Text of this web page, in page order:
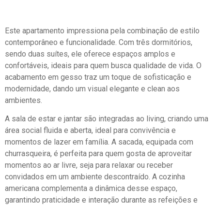
Este apartamento impressiona pela combinação de estilo
contemporâneo e funcionalidade. Com três dormitórios,
sendo duas suítes, ele oferece espaços amplos e
confortáveis, ideais para quem busca qualidade de vida. O
acabamento em gesso traz um toque de sofisticação e
modernidade, dando um visual elegante e clean aos
ambientes.
A sala de estar e jantar são integradas ao living, criando uma
área social fluida e aberta, ideal para convivência e
momentos de lazer em família. A sacada, equipada com
churrasqueira, é perfeita para quem gosta de aproveitar
momentos ao ar livre, seja para relaxar ou receber
convidados em um ambiente descontraído. A cozinha
americana complementa a dinâmica desse espaço,
garantindo praticidade e interação durante as refeições e